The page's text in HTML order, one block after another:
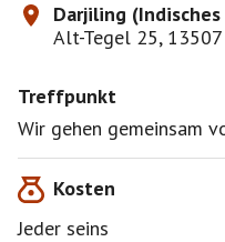
Darjiling
Alt-Tegel 25,
Treffpunkt
Wir gehen gemeinsam
Kosten
Jeder seins